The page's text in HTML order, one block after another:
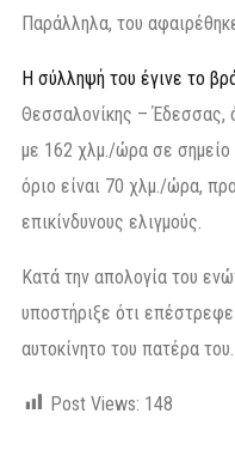
Παράλληλα, του
Η σύλληψή του έγινε το
Θεσσαλονίκης – Έδεσσας,
με 162 χλμ./ώρα σε
όριο είναι 70 χλμ./ώρα,
επικίνδυνους ελιγμούς.
Κατά την απολογία του
υποστήριξε ότι
αυτοκίνητο του πατέρα του.
Post Views: 148